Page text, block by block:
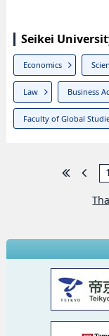
Seikei
Economics
Law Business
Faculty of Global
1